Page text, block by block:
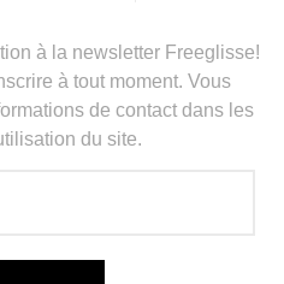
Vert
2.1
à la newsletter Freeglisse!
à tout moment. Vous
de contact dans les
du site.